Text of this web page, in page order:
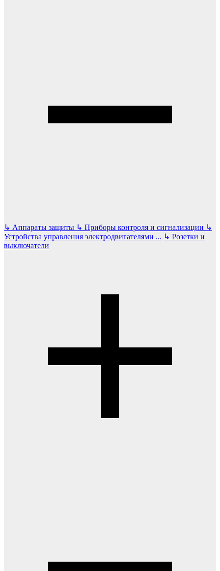
↳ Аппараты защиты ↳ Приборы контроля и сигнализации ↳
Устройства управления электродвигателями ... ↳ Розетки и
выключатели